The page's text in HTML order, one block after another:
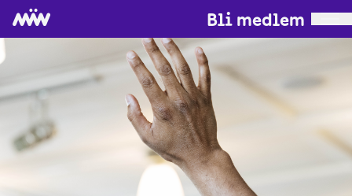
Bli medlem